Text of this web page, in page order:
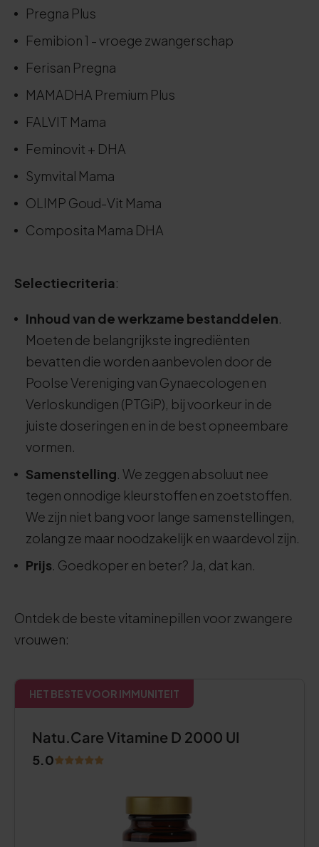
Pregna Plus
Femibion 1 - vroege zwangerschap
Ferisan Pregna
MAMADHA Premium Plus
FALVIT Mama
Feminovit + DHA
Symvital Mama
OLIMP Goud-Vit Mama
Composita Mama DHA
Selectiecriteria:
Inhoud van de werkzame bestanddelen.
Moeten de belangrijkste ingrediënten
bevatten die worden aanbevolen door de
Poolse Vereniging van Gynaecologen en
Verloskundigen (PTGiP), bij voorkeur in de
juiste doseringen en in de best opneembare
vormen.
Samenstelling. We zeggen absoluut nee
tegen onnodige kleurstoffen en zoetstoffen.
We zijn niet bang voor lange samenstellingen,
zolang ze maar noodzakelijk en waardevol zijn.
Prijs. Goedkoper en beter? Ja, dat kan.
Ontdek de beste vitaminepillen voor zwangere
vrouwen:
HET BESTE VOOR IMMUNITEIT
Natu.Care Vitamine D 2000 UI
5.0